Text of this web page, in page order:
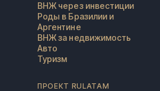
ВНЖ через инвестиции
Роды в Бразилии и
Аргентине
ВНЖ за недвижимость
Авто
Туризм
ПРОЕКТ RULATAM